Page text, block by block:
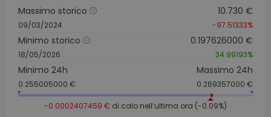
Massimo storico
09/03/2024
10.730 €
-97.51333%
Minimo storico
18/05/2026
0.197626000 €
34.99193%
Minimo 24h
0.255005000 €
Massimo 24h
0.269357000 €
-0.0002407459 € di calo nell’ultima ora (-0.09%)